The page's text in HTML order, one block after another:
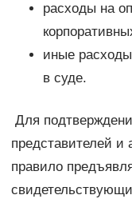
расходы на
иные
в суде.
Для
представителей и
правило